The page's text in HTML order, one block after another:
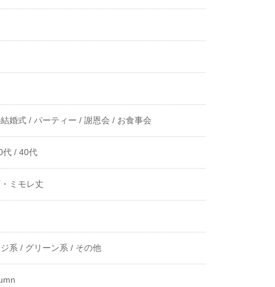
婚式 / パーティー / 謝恩会 / お食事会
代 / 40代
ミモレ丈
系 / グリーン系 / その他